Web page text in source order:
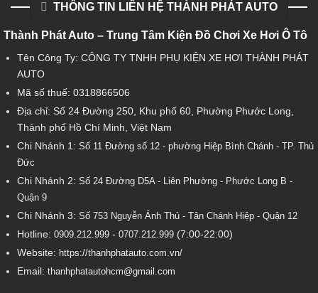
THÔNG TIN LIÊN HỆ THÀNH PHÁT AUTO
Thành Phát Auto – Trung Tâm Kiện Đồ Chơi Xe Hơi Ô Tô
Tên Công Ty: CÔNG TY TNHH PHỤ KIỆN XE HƠI THÀNH PHÁT
AUTO
Mã số thuế: 0318866506
Địa chỉ: Số 24 Đường 250, Khu phố 60, Phường Phước Long,
Thành phố Hồ Chí Minh, Việt Nam
Chi Nhánh 1: Số 11 Đường số 12 - phường Hiệp Bình Chánh - TP. Thủ
Đức
Chi Nhánh 2: Số 24 Đường D5A - Liên Phường - Phước Long B -
Quận 9
Chi Nhánh 3: Số 753Nguyễn Ảnh Thủ - Tân Chánh Hiệp - Quận 12
Hotline: 0909.212.999- 0707.212.999(7:00-22:00)
Website: https://thanhphatauto.com.vn/
Email: thanhphatautohcm@gmail.com